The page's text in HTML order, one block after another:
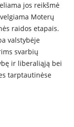
jos reikšmė
Moterų
raidos etapais.
valstybėje
svarbių
ir liberaliąją bei
tarptautinėse